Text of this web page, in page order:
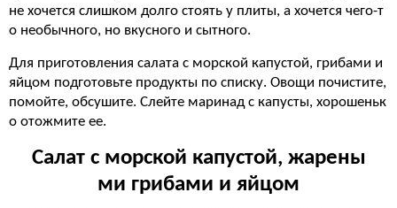
не хочется слишком долго стоять у плиты, а хочется чего-т
о необычного, но вкусного и сытного.
Для приготовления салата с морской капустой, грибами и
яйцом подготовьте продукты по списку. Овощи почистите,
помойте, обсушите. Слейте маринад с капусты, хорошеньк
о отожмите ее.
Салат с морской капустой, жарены
ми грибами и яйцом